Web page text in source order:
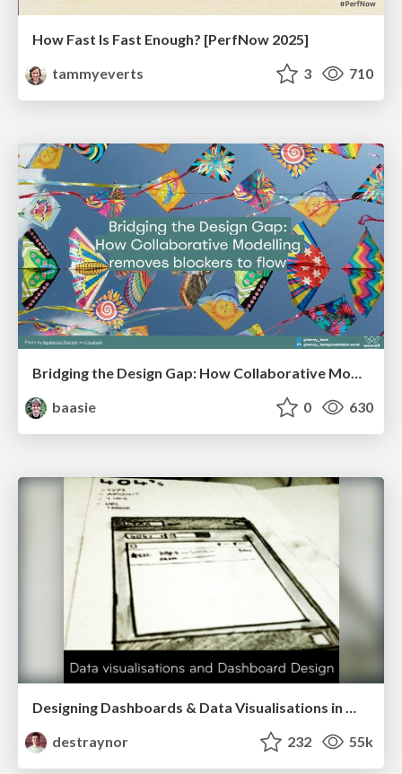
How Fast Is Fast Enough? [PerfNow 2025]
tammyeverts
3 710
Bridging the Design Gap: How Collaborative Modelling removes blockers to flow between stakeholders and teams @FastFlow conf
baasie
0 630
destraynor
232 55k